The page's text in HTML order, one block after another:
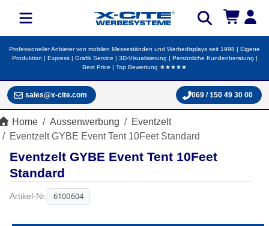
Professioneller Anbieter von mobilen Messeständen und Werbedisplays seit 1998 | Eigene
Produktion | Express | Grafik Service | 3D-Visualisierung | Persönliche Kundenberatung |
Best Price | Top Bewertung ★★★★★
sales@x-cite.com 069 / 150 49 30 00
Home Aussenwerbung
Eventzelt
Eventzelt GYBE Event Tent 10Feet Standard
Eventzelt GYBE Event Tent 10Feet
Standard
Artikel-Nr. 6100604